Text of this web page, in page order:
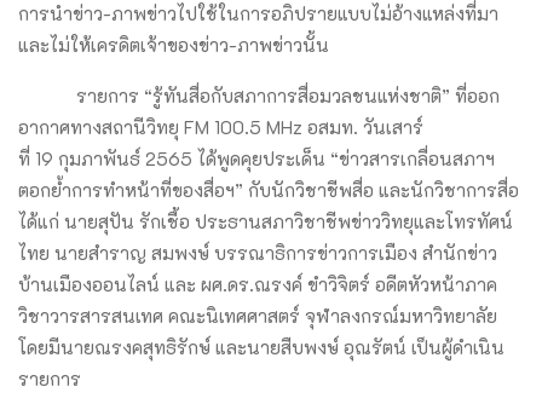
การนำข่าว-ภาพข่าวไปใช้ในการอภิปรายแบบไม่อ้างแหล่งที่มา
และไม่ให้เครดิตเจ้าของข่าว-ภาพข่าวนั้น
รายการ “รู้ทันสื่อกับสภาการสื่อมวลชนแห่งชาติ” ที่ออก
อากาศทางสถานีวิทยุ FM 100.5 MHz อสมท. วันเสาร์
ที่ 19 กุมภาพันธ์ 2565 ได้พูดคุยประเด็น “ข่าวสารเกลื่อนสภาฯ
ตอกย้ำการทำหน้าที่ของสื่อฯ” กับนักวิชาชีพสื่อ และนักวิชาการสื่อ
ได้แก่ นายสุปัน รักเชื้อ ประธานสภาวิชาชีพข่าววิทยุและโทรทัศน์
ไทย นายสำราญ สมพงษ์ บรรณาธิการข่าวการเมือง สำนักข่าว
บ้านเมืองออนไลน์ และ ผศ.ดร.ณรงค์ ขำวิจิตร์ อดีตหัวหน้าภาค
วิชาวารสารสนเทศ คณะนิเทศศาสตร์ จุฬาลงกรณ์มหาวิทยาลัย
โดยมีนายณรงคสุทธิรักษ์ และนายสืบพงษ์ อุณรัตน์ เป็นผู้ดำเนิน
รายการ